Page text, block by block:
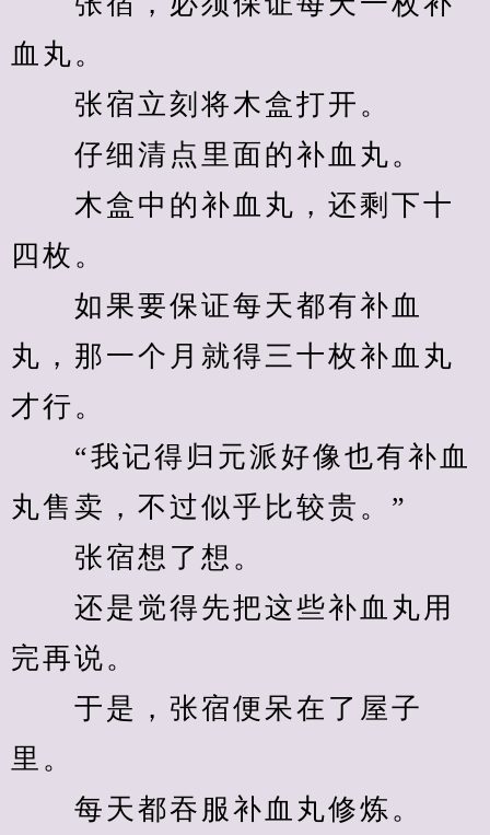
血丸。
张宿立刻将木盒打开。
仔细清点里面的补血丸。
木盒中的补血丸，还剩下十
四枚。
如果要保证每天都有补血
丸，那一个月就得三十枚补血丸
才行。
“我记得归元派好像也有补血
丸售卖，不过似乎比较贵。”
张宿想了想。
还是觉得先把这些补血丸用
完再说。
于是，张宿便呆在了屋子
里。
每天都吞服补血丸修炼。